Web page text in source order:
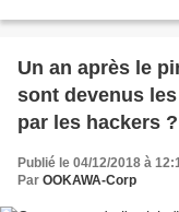
Un an après le
sont devenus
par les hackers ?
Publié le 04/12/2018 à
Par OOKAWA-Corp